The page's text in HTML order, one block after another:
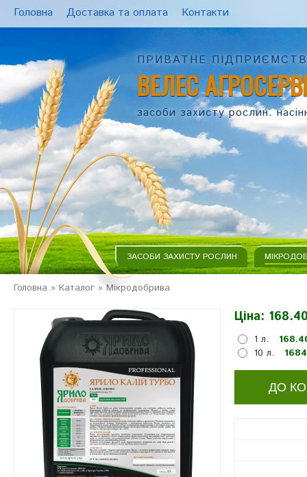
ПРИВАТНЕ
ВЕЛЕС
засоби захисту рослин.
Головна Доставка та оплата Контакти
ЗАСОБИ ЗАХИСТУ РОСЛИН
Головна » Каталог » Мікродобрива
Ціна:
1 л.
10 л.